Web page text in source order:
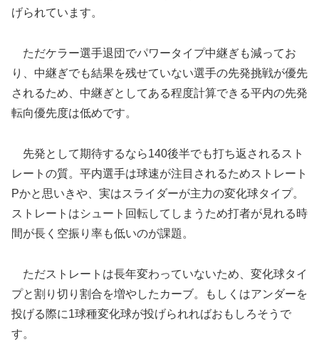
げられています。
ただケラー選手退団でパワータイプ中継ぎも減ってお
り、中継ぎでも結果を残せていない選手の先発挑戦が優先
されるため、中継ぎとしてある程度計算できる平内の先発
転向優先度は低めです。
先発として期待するなら140後半でも打ち返されるスト
レートの質。平内選手は球速が注目されるためストレート
Pかと思いきや、実はスライダーが主力の変化球タイプ。
ストレートはシュート回転してしまうため打者が見れる時
間が長く空振り率も低いのが課題。
ただストレートは長年変わっていないため、変化球タイ
プと割り切り割合を増やしたカーブ。もしくはアンダーを
投げる際に1球種変化球が投げられればおもしろそうで
す。